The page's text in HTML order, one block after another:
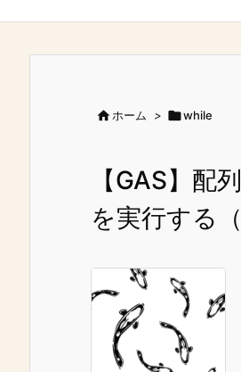
ホーム > while
【GAS】配
を実行する